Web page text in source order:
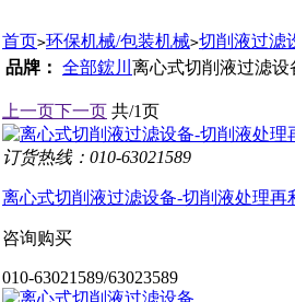
首页>环保机械/包装机械>切削液过滤
品牌： 全部鋐川 离心式切削液过滤设
上一页下一页 共/1页
订货热线：010-63021589
离心式切削液过滤设备-切削液处理再
咨询购买
010-63021589/63023589